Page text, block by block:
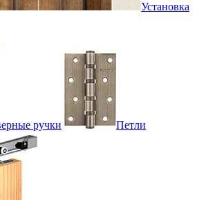
Установка
ручки Петли